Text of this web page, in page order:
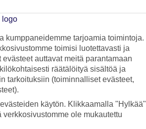
kumppaneidemme tarjoamia toimintoja.
toimisi luotettavasti ja
auttavat meitä parantamaan
räätälöityä sisältöä ja
tarkoituksiin (toiminnalliset evästeet,
käytön. Klikkaamalla "Hylkää"
ole mukautettu